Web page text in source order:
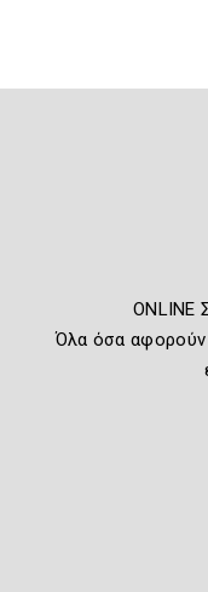
ONLINE
Όλα όσα αφορούν